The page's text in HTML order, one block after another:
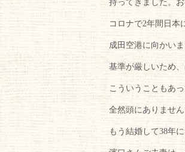
持ってきました。
コロナで2年間日本
成田空港に向かい
基準が厳しいため
こういうこともあ
全然頭にありません
もう結婚して38年